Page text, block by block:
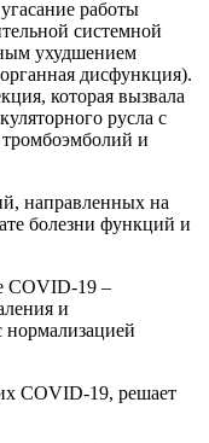
работы
системной
ухудшением
дисфункция).
которая вызвала
русла с
и
направленных на
болезни функций и
COVID-19 –
и
нормализацией
COVID-19, решает